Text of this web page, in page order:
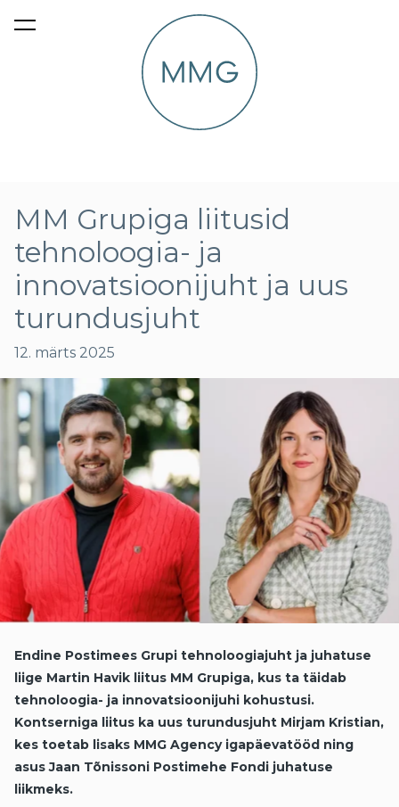
lisati ostukorvi. Vaata ostukorvi
MM Grupiga liitusid
tehnoloogia- ja
innovatsioonijuht ja uus
turundusjuht
12. märts 2025
Endine Postimees Grupi tehnoloogiajuht ja juhatuse
liige Martin Havik liitus MM Grupiga, kus ta täidab
tehnoloogia- ja innovatsioonijuhi kohustusi.
Kontserniga liitus ka uus turundusjuht Mirjam Kristian,
kes toetab lisaks MMG Agency igapäevatööd ning
asus Jaan Tõnissoni Postimehe Fondi juhatuse
liikmeks.